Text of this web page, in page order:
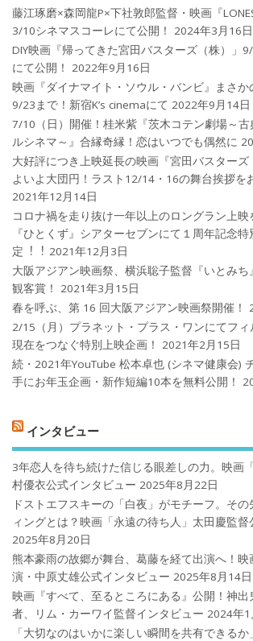
藤江琢磨×森岡龍P×下社敦郎監督・映画『
3/10シネマスコーレにて公開！
2024年3月16日
DIY映画『帰ってきた宮田バスターズ（株）」
にて公開！
2022年9月16日
映画『ダイナマイト・ソウル・バンビ』まさか
9/23まで！新宿K’s cinemaにて 2022年9月14日
7/10（日）開催！桂米紫『茨木コテン劇場～古
ルシネマ～』合縁奇縁！恋はいつでも偶然に
大好評につき上映延長の映画『宮田バスターズ
よいよ大団円！ラスト12/14・16の舞台挨拶を
2021年12月14日
コロナ禍を⾛り抜け⼀年以上のロングラン上
『ひとくず』シアターセブンにて１周年記念
定︕︕ 2021年12月3日
大阪アジアン映画祭、横浜聡子監督『いとみち
観客賞！
2021年3月15日
春を呼ぶ、第 16 回大阪アジアン映画祭開催！
2/15（月）プラネット・プラス・ワンにてフィ
現在をつなぐ特別上映企画！
2021年2月15日
続・2021年YouTube 松本卓也 (シネマ健康会)
手にお年玉企画・新作短編10本を無料公開！
インタビュー
3年恋人を待ち続けた信じる眼差しの力。映画
村優衣公式インタビュー 2025年8月22日
ドストエフスキーの「白夜」がモチーフ。そ
ィングとは？映画「永遠の待ち人」太田慶監
2025年8月20日
熊本豪雨の故郷が舞台、葛藤を経て出演へ！映
演・中原丈雄公式インタビュー 2025年8月14日
映画『すべて、至るところにある』公開！神
者、リム・カーワイ監督インタビュー 2024年1
「大切なのはいかに楽しい瞬間を共有できる